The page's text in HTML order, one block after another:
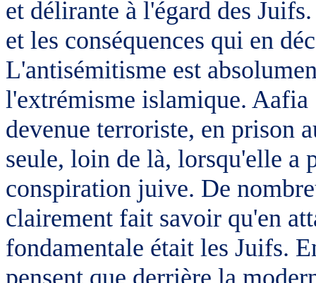
et délirante à l'égard des
et les conséquences qui en
L'antisémitisme est
l'extrémisme islamique.
devenue terroriste, en prison
seule, loin de là, lorsqu'elle a
conspiration juive. De
clairement fait savoir qu'en
fondamentale était les Juifs.
pensent que derrière la